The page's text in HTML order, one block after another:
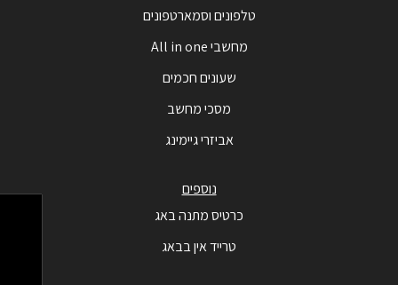
טלפונים וסמארטפונים
מחשבי All in one
שעונים חכמים
מסכי מחשב
אביזרי גיימינג
נוספים
כרטיס מתנה באג
טרייד אין בבאג